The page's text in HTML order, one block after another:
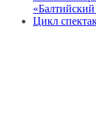
Цикл